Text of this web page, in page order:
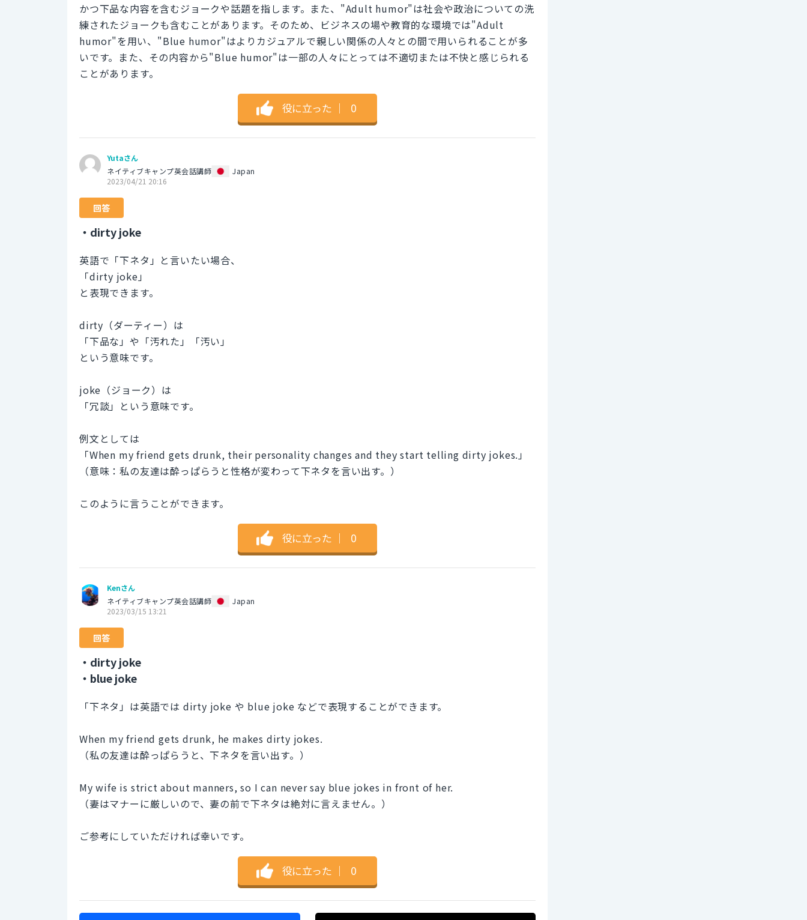
かつ下品な内容を含むジョークや話題を指します。また、"Adult humor"は社会や政治についての洗
練されたジョークも含むことがあります。そのため、ビジネスの場や教育的な環境では"Adult
humor"を用い、"Blue humor"はよりカジュアルで親しい関係の人々との間で用いられることが多
いです。また、その内容から"Blue humor"は一部の人々にとっては不適切または不快と感じられる
ことがあります。
役に立った ｜ 0
Yutaさん
ネイティブキャンプ英会話講師
Japan
2023/04/21 20:16
回答
・dirty joke
英語で「下ネタ」と言いたい場合、
「dirty joke」
と表現できます。
dirty（ダーティー）は
「下品な」や「汚れた」「汚い」
という意味です。
joke（ジョーク）は
「冗談」という意味です。
例文としては
「When my friend gets drunk, their personality changes and they start telling dirty jokes.」
（意味：私の友達は酔っぱらうと性格が変わって下ネタを言い出す。）
このように言うことができます。
役に立った ｜ 0
Kenさん
ネイティブキャンプ英会話講師
Japan
2023/03/15 13:21
回答
・dirty joke
・blue joke
「下ネタ」は英語では dirty joke や blue joke などで表現することができます。
When my friend gets drunk, he makes dirty jokes.
（私の友達は酔っぱらうと、下ネタを言い出す。）
My wife is strict about manners, so I can never say blue jokes in front of her.
（妻はマナーに厳しいので、妻の前で下ネタは絶対に言えません。）
ご参考にしていただければ幸いです。
役に立った ｜ 0